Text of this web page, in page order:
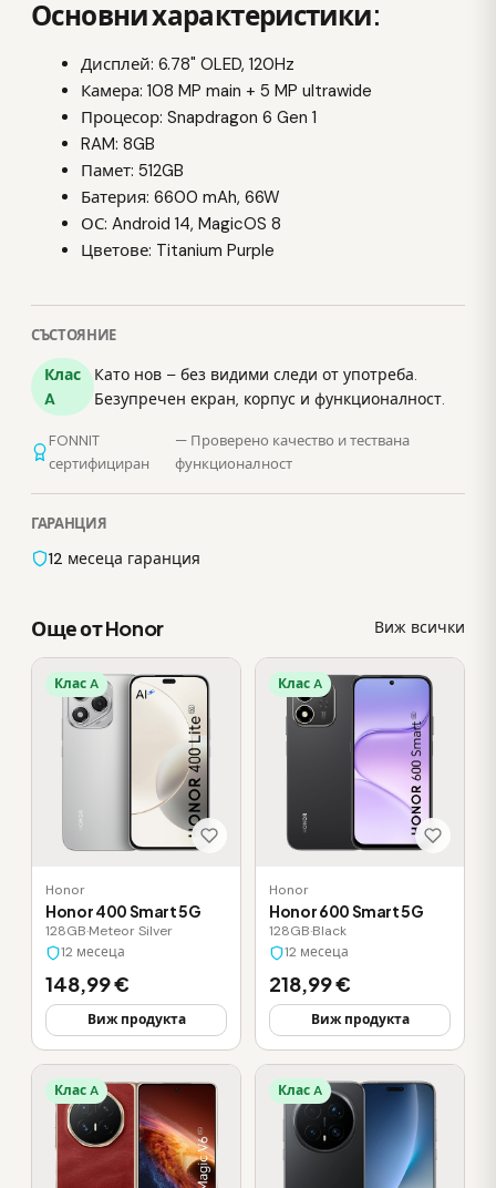
Основни характеристики:
Дисплей: 6.78" OLED, 120Hz
Камера: 108 MP main + 5 MP ultrawide
Процесор: Snapdragon 6 Gen 1
RAM: 8GB
Памет: 512GB
Батерия: 6600 mAh, 66W
ОС: Android 14, MagicOS 8
Цветове: Titanium Purple
СЪСТОЯНИЕ
Клас
A
Като нов – без видими следи от употреба.
Безупречен екран, корпус и функционалност.
FONNIT
сертифициран
— Проверено качество и тествана
функционалност
ГАРАНЦИЯ
12 месеца гаранция
Още от Honor Виж всички
Клас A
Honor
Honor 400 Smart 5G
128GB·Meteor Silver
12 месеца
148,99 €
Виж продукта
Клас A
Honor
Honor 600 Smart 5G
128GB·Black
12 месеца
218,99 €
Виж продукта
Клас A Клас A